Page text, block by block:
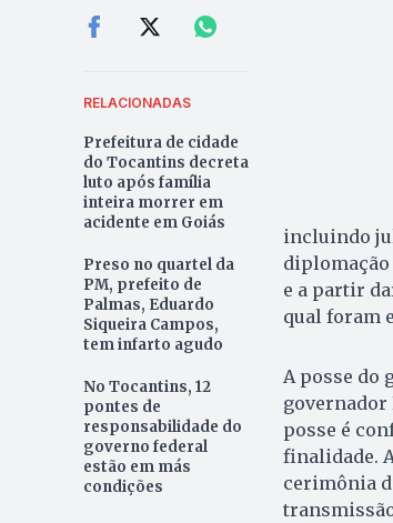
RELACIONADAS
Prefeitura de cidade
do Tocantins decreta
luto após família
inteira morrer em
acidente em Goiás
Preso no quartel da
PM, prefeito de
Palmas, Eduardo
Siqueira Campos,
tem infarto agudo
No Tocantins, 12
pontes de
responsabilidade do
governo federal
estão em más
condições
incluindo
e a partir
qual foram
A posse do
governador
posse é
finalidade.
cerimônia